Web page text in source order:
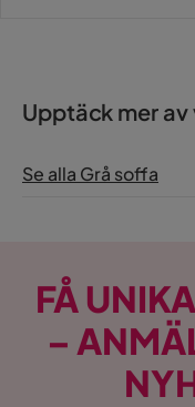
Upptäck mer
Se alla Grå soffa
FÅ
–